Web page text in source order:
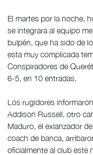
El martes por la noche,
se integrara al equipo
bulpén, que ha sido de
esta muy complicada
Conspiradores de
6-5, en 10 entradas.
Los rugidores
Addison Russell, otro
Maduro, el exlanzador
coach de banca,
oficialmente al club este